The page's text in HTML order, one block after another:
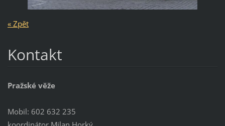
« Zpět
Kontakt
Pražské věže
Mobil: 602 632 235